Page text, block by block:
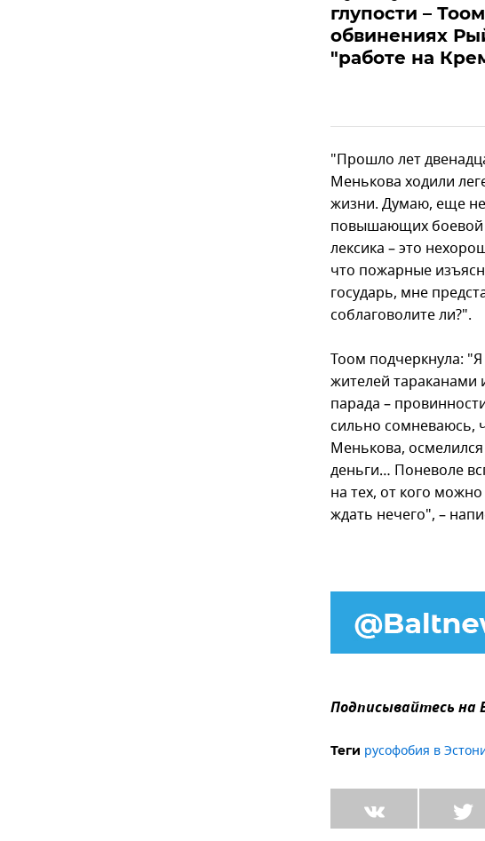
глупости –
обвинениях
"работе на
"Прошло лет
Менькова ходили
жизни. Думаю, еще
повышающих боевой
лексика – это
что пожарные
государь, мне
соблаговолите ли?".
Тоом подчеркнула:
жителей тараканами
парада –
сильно сомневаюсь,
Менькова,
деньги… Поневоле
на тех, от кого
ждать нечего", –
Подписывайтесь на
Теги русофобия в